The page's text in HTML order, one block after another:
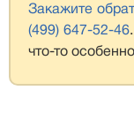
Закажите
(499) 647-52-46
что-то